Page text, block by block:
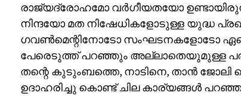
രാജ്യദ്രോഹമോ വര്‍ഗീയതയോ
നിന്ദയോ മത നിഷേധികളോടുള്ള യുദ്ധ
ഗവണ്‍മെന്റിനോടോ സംഘടനകളോടോ
പേരെടുത്ത് പറഞ്ഞും അല്ലാതെയുമുള്ള
തന്റെ കുടുംബത്തെ, നാടിനെ, താന്‍
ഉദാഹരിച്ചു കൊണ്ട് ചില കാര്യങ്ങള്‍